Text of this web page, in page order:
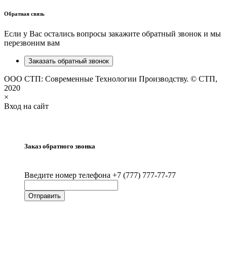
Обратная связь
Если у Вас остались вопросы закажите обратный звонок и мы
перезвоним вам
Заказать обратный звонок
ООО СТП: Современные Технологии Производству. © СТП,
2020
×
Вход на сайт
Заказ обратного звонка
Введите номер телефона +7 (777) 777-77-77
Отправить